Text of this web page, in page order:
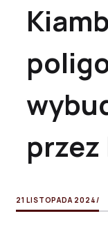
przez
21 LISTOPADA 2024 /